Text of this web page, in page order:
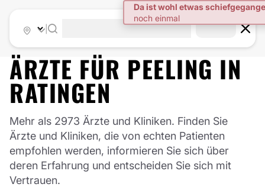
ÄRZTE FÜR PEELING IN
RATINGEN
Mehr als 2973 Ärzte und Kliniken. Finden Sie
Ärzte und Kliniken, die von echten Patienten
empfohlen werden, informieren Sie sich über
deren Erfahrung und entscheiden Sie sich mit
Vertrauen.